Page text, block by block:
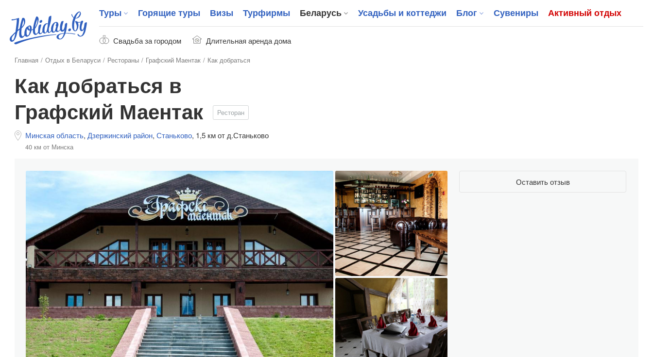
Свадьба за городом Длительная аренда дома
Туры Горящие туры Визы Турфирмы Беларусь Усадьбы и коттеджи Блог Сувениры Активный отдых
Главная Отдых в Беларуси Рестораны Графский Маентак Как добраться
Как добраться в
Графский Маентак
Ресторан
Минская область, Дзержинский район, Станьково, 1,5 км от д.Станьково
40 км от Минска
Оставить отзыв